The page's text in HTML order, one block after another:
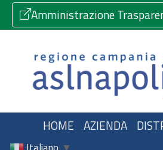
Amministrazione
HOME AZIENDA